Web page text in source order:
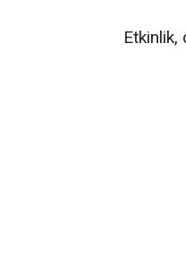
Etkinlik,